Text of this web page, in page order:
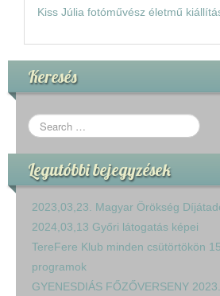
Kiss Júlia fotóművész életmű
Keresés
Legutóbbi bejegyzések
2023,03,23. Magyar Örökség
2024,03,13 Győri látogatás képei
TereFere Klub minden csütörtökön
programok
GYENESDIÁS FŐZŐVERSENY